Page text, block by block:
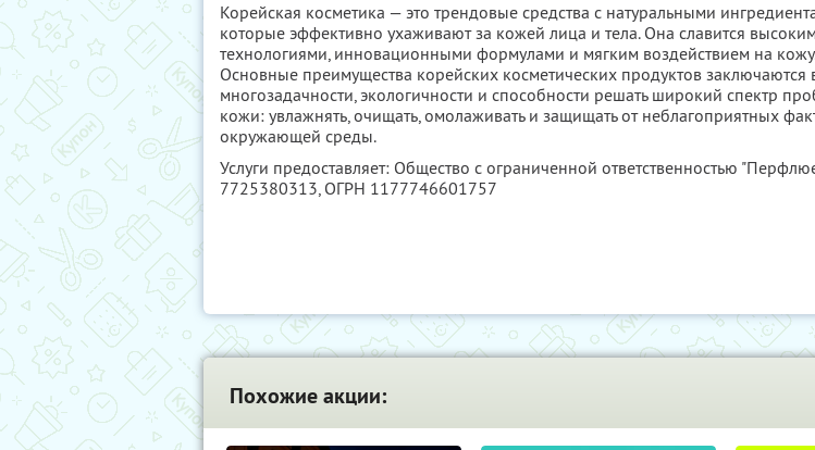
Корейская косметика — это трендовые средства с натуральными
которые эффективно ухаживают за кожей лица и тела. Она славится
технологиями, инновационными формулами и мягким воздействием на кожу.
Основные преимущества корейских косметических продуктов заключаются
многозадачности, экологичности и способности решать широкий спектр
кожи: увлажнять, очищать, омолаживать и защищать от неблагоприятных
окружающей среды.
Услуги предоставляет: Общество с ограниченной ответственностью
7725380313, ОГРН 1177746601757
Похожие акции: